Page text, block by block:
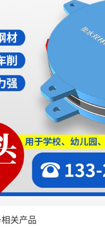
相关产品